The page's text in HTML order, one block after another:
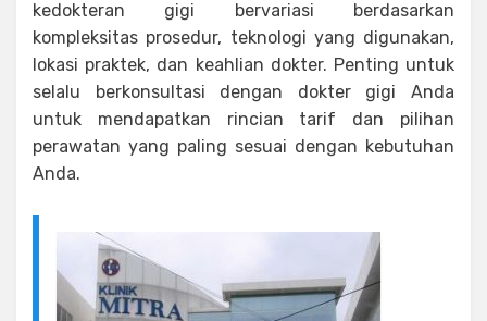
kedokteran gigi bervariasi berdasarkan
kompleksitas prosedur, teknologi yang digunakan,
lokasi praktek, dan keahlian dokter. Penting untuk
selalu berkonsultasi dengan dokter gigi Anda
untuk mendapatkan rincian tarif dan pilihan
perawatan yang paling sesuai dengan kebutuhan
Anda.